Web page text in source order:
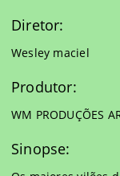
Diretor:
Wesley maciel
Produtor:
WM PRODUÇÕES
Sinopse: